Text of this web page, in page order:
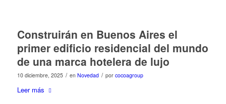
Construirán en Buenos Aires el
primer edificio residencial del mundo
de una marca hotelera de lujo
10 diciembre, 2025 / en Novedad / por cocoagroup
Leer más